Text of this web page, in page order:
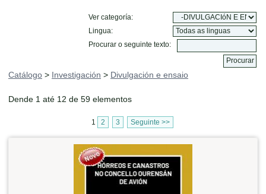
Ver categoría:
Lingua:
Procurar o seguinte texto:
Catálogo > Investigación > Divulgación e ensaio
Dende 1 até 12 de 59 elementos
1 2 3 Seguinte >>